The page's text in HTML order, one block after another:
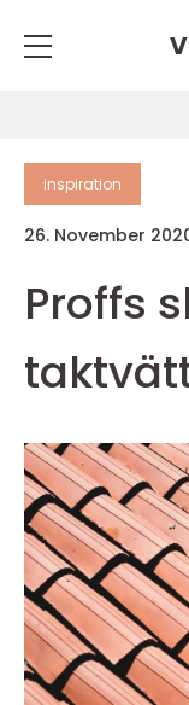
inspiration
26. November
Proffs